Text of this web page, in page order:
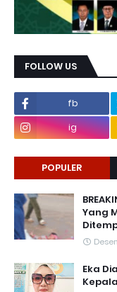
FOLLOW US
fb
ig
POPULER
Yang
Eka